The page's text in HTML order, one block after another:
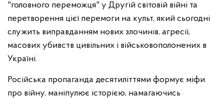
"головного переможця" у Другій світовій війні та
перетворення цієї перемоги на культ, який сьогодні
служить виправданням нових злочинів, агресії,
масових убивств цивільних і військовополонених в
Україні.
Російська пропаганда десятиліттями формує міфи
про війну, маніпулює історією, намагаючись